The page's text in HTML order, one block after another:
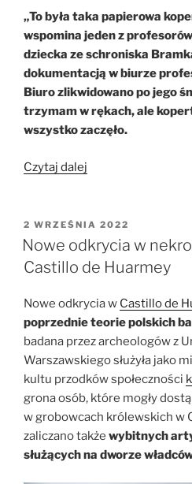
„To była taka papierowa
wspomina jeden z
dziecka ze schroniska
dokumentacją w biurze
Biuro zlikwidowano po jego
trzymam w rękach, ale
wszystko zaczęło.
Czytaj dalej
okazało
się
młodsze…
7000
lat”
OPUBLIKOWANE
W
2 WRZEŚNIA 2022
Nowe odkrycia w
Castillo de Huarmey
Nowe odkrycia w Castillo de
poprzednie teorie polskich
badana przez archeologów z
Warszawskiego służyła jako
kultu przodków społeczności
grona osób, które mogły
w grobowcach królewskich w
zaliczano także wybitnych
służących na dworze